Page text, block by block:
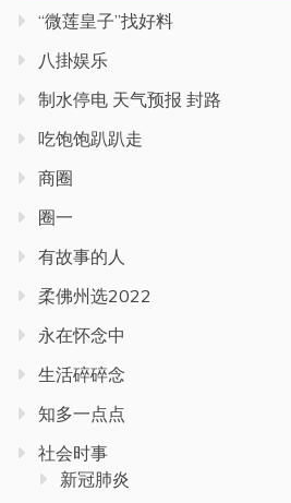
“微莲皇子”找好料
八掛娱乐
制水停电 天气预报 封路
吃饱饱趴趴走
商圈
圈一
有故事的人
柔佛州选2022
永在怀念中
生活碎碎念
知多一点点
社会时事
新冠肺炎